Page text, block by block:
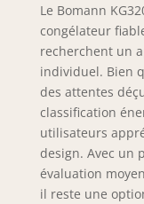
Le Bomann
congélateur
recherchent un
individuel. Bien
des attentes
classification
utilisateurs
design. Avec un
évaluation
il reste une